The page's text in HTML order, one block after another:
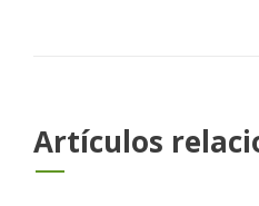
Artículos